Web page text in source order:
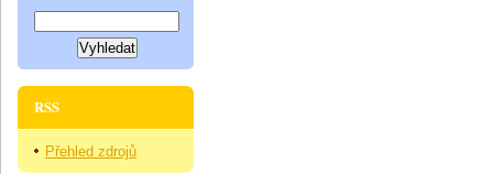
RSS
Přehled zdrojů